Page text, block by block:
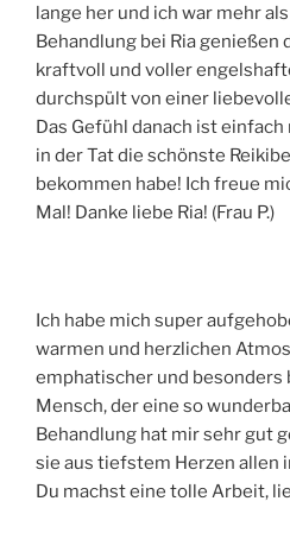
lange her und ich war mehr
Behandlung bei Ria genießen
kraftvoll und voller
durchspült von einer
Das Gefühl danach ist
in der Tat die schönste
bekommen habe! Ich freue
Mal! Danke liebe Ria! (Frau P.)
Ich habe mich super
warmen und herzlichen
emphatischer und besonders
Mensch, der eine so
Behandlung hat mir sehr gut
sie aus tiefstem Herzen allen
Du machst eine tolle Arbeit,